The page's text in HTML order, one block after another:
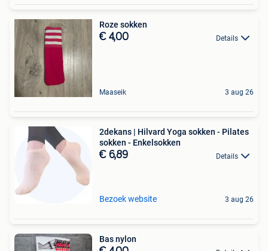
Roze sokken
€ 4,00 Details
Maaseik 3 aug 26
2dekans | Hilvard Yoga sokken - Pilates
sokken - Enkelsokken
€ 6,89 Details
Bezoek website 3 aug 26
Bas nylon